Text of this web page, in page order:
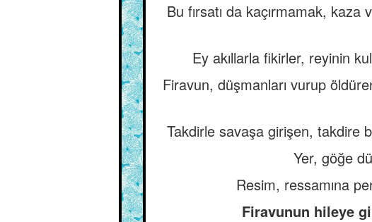
Bu fırsatı da kaçırmamak,
Ey akıllarla fikirler, reyinin
Firavun, düşmanları vurup
Takdirle savaşa girişen, takdire
Yer, göğe
Resim, ressamına
Firavunun hileye